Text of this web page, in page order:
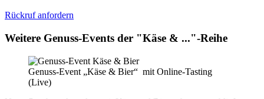
Rückruf anfordern
Weitere Genuss-Events der "Käse & ..."-Reihe
Genuss-Event „Käse & Bier“ mit Online-Tasting
(Live)